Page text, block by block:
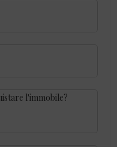
l'immobile?